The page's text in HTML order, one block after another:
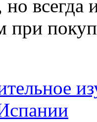
всегда
при